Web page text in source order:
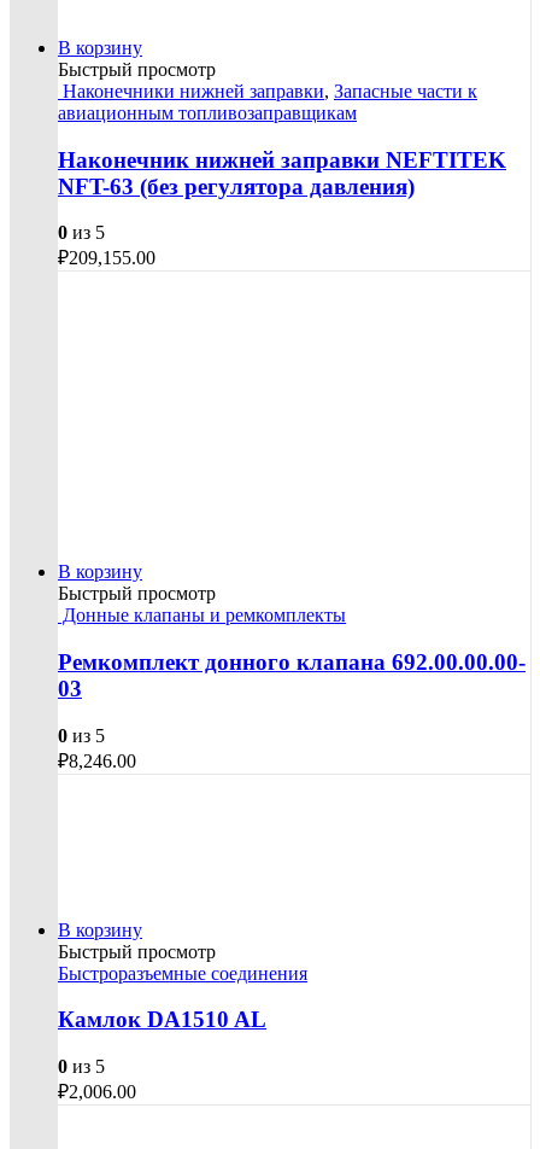
В корзину
Быстрый просмотр
Наконечники нижней заправки, Запасные части к
авиационным топливозаправщикам
Наконечник нижней заправки NEFTITEK
NFT-63 (без регулятора давления)
0 из 5
₽209,155.00
В корзину
Быстрый просмотр
Донные клапаны и ремкомплекты
Ремкомплект донного клапана 692.00.00.00-
03
0 из 5
₽8,246.00
В корзину
Быстрый просмотр
Быстроразъемные соединения
Камлок DA1510 AL
0 из 5
₽2,006.00